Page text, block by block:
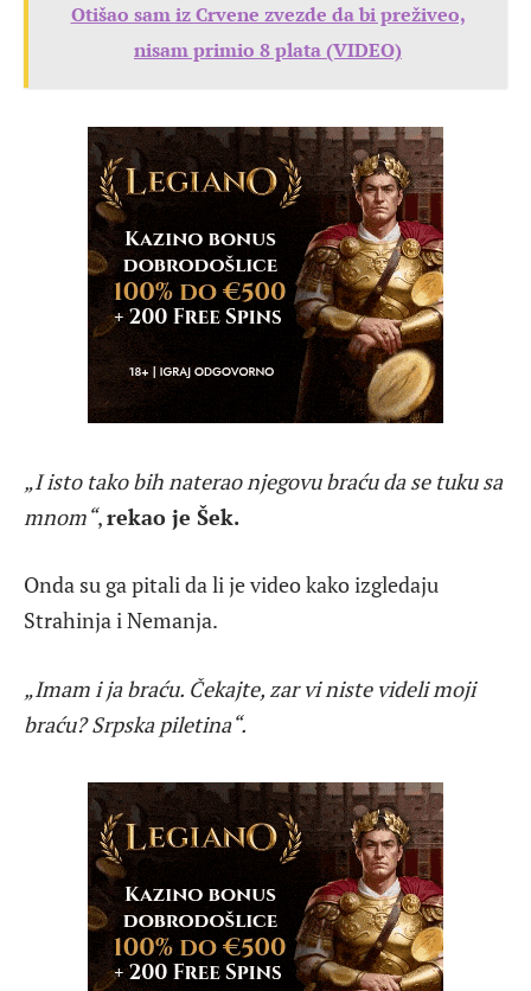
Otišao sam iz Crvene zvezde da bi preživeo,
nisam primio 8 plata (VIDEO)
„I isto tako bih naterao njegovu braću da se tuku sa
mnom“,rekao je Šek.
Onda su ga pitali da li je video kako izgledaju
Strahinja i Nemanja.
„Imam i ja braću. Čekajte, zar vi niste videli moji
braću? Srpska piletina“.